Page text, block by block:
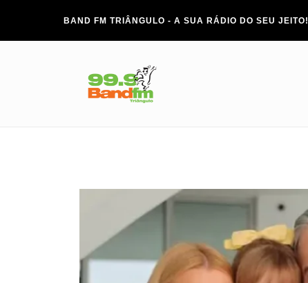
BAND FM TRIÂNGULO - A SUA RÁDIO DO SEU JEITO!